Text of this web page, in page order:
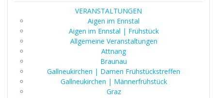
VERANSTALTUNGEN
Aigen im Ennstal
Aigen im Ennstal | Frühstück
Allgemeine Veranstaltungen
Attnang
Braunau
Gallneukirchen | Damen Frühstückstreffen
Gallneukirchen | Männerfrühstück
Graz